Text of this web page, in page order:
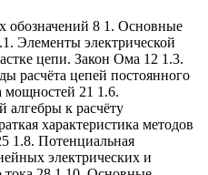
обозначений 8 1. Основные
Элементы электрической
цепи. Закон Ома 12 1.3.
расчёта цепей постоянного
мощностей 21 1.6.
к расчёту
характеристика методов
1.8. Потенциальная
электрических и